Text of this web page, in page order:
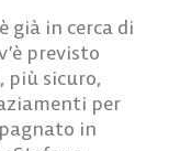
già in cerca di
previsto
più sicuro,
per
in